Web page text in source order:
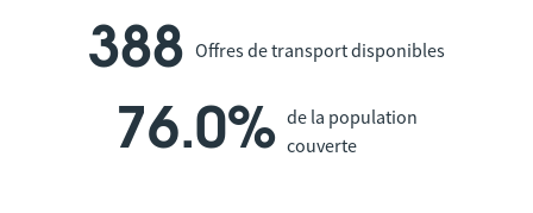
388 Offres de transport disponibles
76.0% de la population
couverte